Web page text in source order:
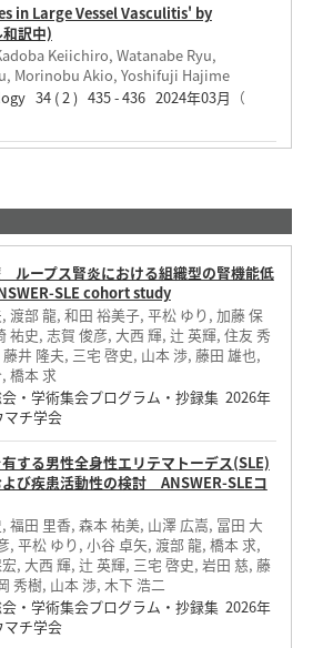
in Large Vessel Vasculitis' by
訳中)
Keiichiro, Watanabe Ryu,
Morinobu Akio, Yoshifuji Hajime
34 ( 2 ) 435 - 436 2024年03月 （
ループス腎炎における組織型の腎機能低
SLE cohort study
渡部 龍, 和田 裕美子, 平松 ゆり, 加藤 保
祐史, 志賀 俊彦, 大西 輝, 辻 英輝, 住友 秀
井 隆夫, 三宅 啓史, 山本 渉, 藤田 雄也,
橋本 求
・学術集会プログラム・抄録集 2026年
チ学会
する男性全身性エリテマトーデス(SLE)
び疾患活動性の検討 ANSWER-SLEコ
福田 里香, 森本 祐美, 山澤 広嵩, 冨田 大
, 平松 ゆり, 小谷 卓矢, 渡部 龍, 橋本 求,
, 大西 輝, 辻 英輝, 三宅 啓史, 岩田 慈, 藤
秀樹, 山本 渉, 木下 浩二
・学術集会プログラム・抄録集 2026年
チ学会